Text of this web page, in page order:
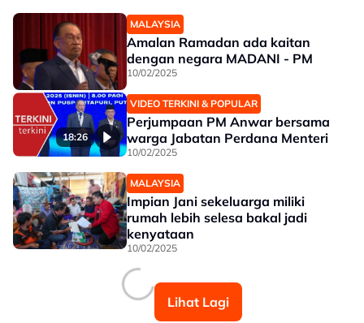
MALAYSIA
Amalan Ramadan ada kaitan
dengan negara MADANI - PM
10/02/2025
18:26
VIDEO TERKINI & POPULAR
Perjumpaan PM Anwar bersama
warga Jabatan Perdana Menteri
10/02/2025
MALAYSIA
Impian Jani sekeluarga miliki
rumah lebih selesa bakal jadi
kenyataan
10/02/2025
Lihat Lagi